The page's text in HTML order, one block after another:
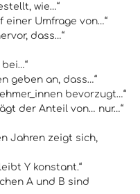
wie…“
einer Umfrage von…“
dass…“
geben an, dass…“
bevorzugt…“
der Anteil von… nur…“
Jahren zeigt sich,
Y konstant.“
A und B sind